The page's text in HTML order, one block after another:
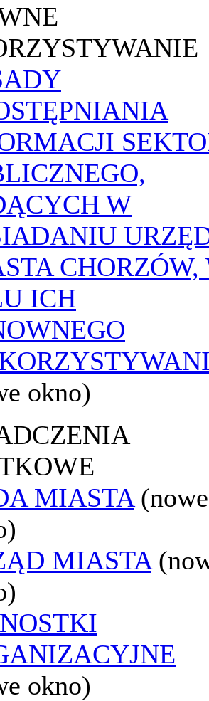
W
CHORZÓW,
ICH
okno)
MIASTA (nowe
MIASTA
okno)